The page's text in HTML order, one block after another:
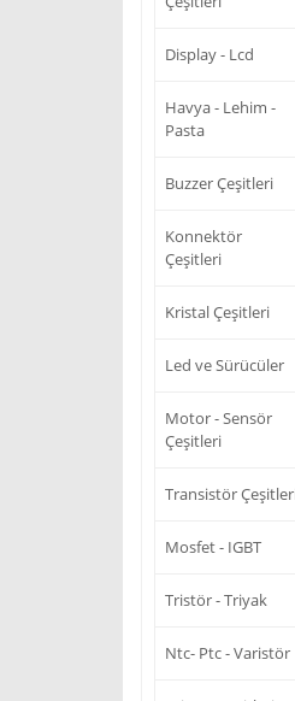
Display - Lcd
Havya - Lehim -
Pasta
Buzzer Çeşitleri
Konnektör
Çeşitleri
Kristal Çeşitleri
Led ve Sürücüler
Motor - Sensör
Çeşitleri
Transistör
Mosfet - IGBT
Tristör - Triyak
Ntc- Ptc - Varistör